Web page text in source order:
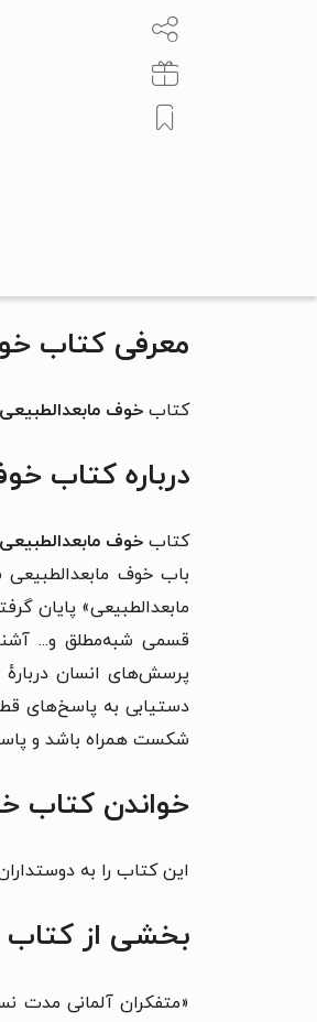
معرفی کتاب
کتاب خوف مابعدالطبیعی
درباره کتاب
کتابخوف مابعدالطبیعی
باب خوف
مابعدالطبیعی» پایان
قسمی شبه‌مطلق و...
پرسش‌های انسان
دستیابی به پاسخ‌های
شکست همراه باشد و
خواندن کتاب
این کتاب را به
بخشی از کتاب
«متفکران آلمانی مدت